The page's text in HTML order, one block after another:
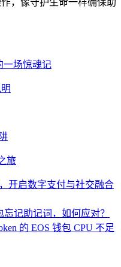
，像守护生命一样确保助
一场惊魂记
旅
开启数字支付与社交融合
忘记助记词，如何应对？
的 EOS 钱包 CPU 不足